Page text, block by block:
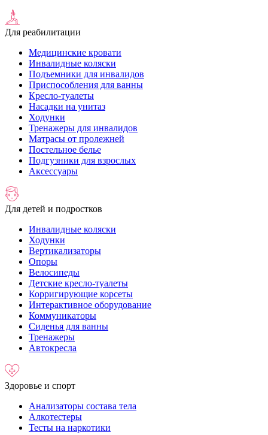
Для реабилитации
Медицинские кровати
Инвалидные коляски
Подъемники для инвалидов
Приспособления для ванны
Кресло-туалеты
Насадки на унитаз
Ходунки
Тренажеры для инвалидов
Матрасы от пролежней
Постельное белье
Подгузники для взрослых
Аксессуары
Для детей и подростков
Инвалидные коляски
Ходунки
Вертикализаторы
Опоры
Велосипеды
Детские кресло-туалеты
Корригирующие корсеты
Интерактивное оборудование
Коммуникаторы
Сиденья для ванны
Тренажеры
Автокресла
Здоровье и спорт
Анализаторы состава тела
Алкотестеры
Тесты на наркотики